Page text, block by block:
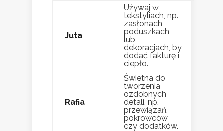
Juta
Używaj w
tekstyliach, np.
zasłonach,
poduszkach
lub
dekoracjach, by
dodać fakturę i
ciepło.
Rafia
Świetna do
tworzenia
ozdobnych
detali, np.
przewiązań,
pokrowców
czy dodatków.